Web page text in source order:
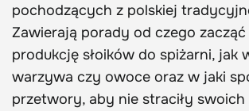
pochodzących z polskiej
Zawierają porady od czego zacząć
produkcję słoików do spiżarni, jak
warzywa czy owoce oraz w jaki
przetwory, aby nie straciły